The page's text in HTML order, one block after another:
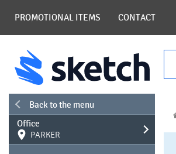
PROMOTIONAL ITEMS CONTACT
Back to the menu
Office
PARKER